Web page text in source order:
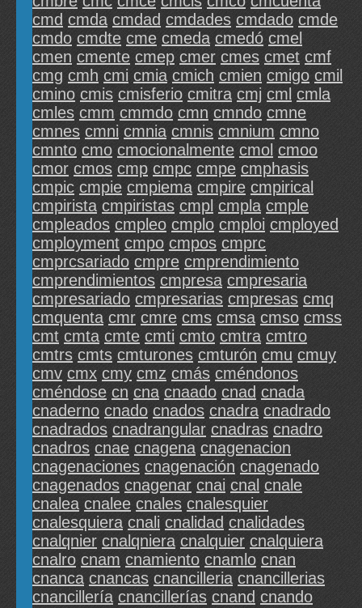
cmd cmda cmdad cmdades cmdado cmde
cmdo cmdte cme cmeda cmedó cmel
cmen cmente cmep cmer cmes cmet cmf
cmg cmh cmi cmia cmich cmien cmigo cmil
cmino cmis cmisferio cmitra cmj cml cmla
cmles cmm cmmdo cmn cmndo cmne
cmnes cmni cmnia cmnis cmnium cmno
cmnto cmo cmocionalmente cmol cmoo
cmor cmos cmp cmpc cmpe cmphasis
cmpic cmpie cmpiema cmpire cmpirical
cmpirista cmpiristas cmpl cmpla cmple
cmpleados cmpleo cmplo cmploi cmployed
cmployment cmpo cmpos cmprc
cmprcsariado cmpre cmprendimiento
cmprendimientos cmpresa cmpresaria
cmpresariado cmpresarias cmpresas cmq
cmquenta cmr cmre cms cmsa cmso cmss
cmt cmta cmte cmti cmto cmtra cmtro
cmtrs cmts cmturones cmturón cmu cmuy
cmv cmx cmy cmz cmás cméndonos
cméndose cn cna cnaado cnad cnada
cnaderno cnado cnados cnadra cnadrado
cnadrados cnadrangular cnadras cnadro
cnadros cnae cnagena cnagenacion
cnagenaciones cnagenación cnagenado
cnagenados cnagenar cnai cnal cnale
cnalea cnalee cnales cnalesquier
cnalesquiera cnali cnalidad cnalidades
cnalqnier cnalqniera cnalquier cnalquiera
cnalro cnam cnamiento cnamlo cnan
cnanca cnancas cnancilleria cnancillerias
cnancillería cnancillerías cnand cnando